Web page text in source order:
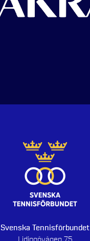
Svenska Tennisförbundet